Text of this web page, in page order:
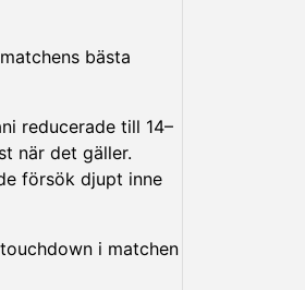
bästa
reducerade till 14–
när det gäller.
försök djupt inne
i matchen